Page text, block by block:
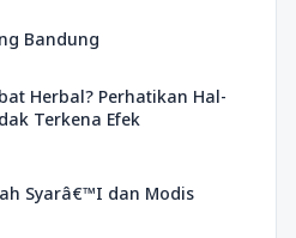
Bandung
Herbal? Perhatikan Hal-
Terkena Efek
Syarâ€™I dan Modis